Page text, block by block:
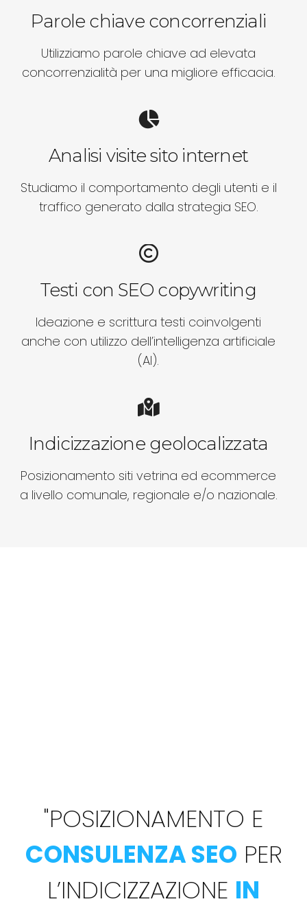
Parole chiave concorrenziali
Utilizziamo parole chiave ad elevata
concorrenzialità per una migliore efficacia.
Analisi visite sito internet
Studiamo il comportamento degli utenti e il
traffico generato dalla strategia SEO.
Testi con SEO copywriting
Ideazione e scrittura testi coinvolgenti
anche con utilizzo dell’intelligenza artificiale
(AI).
Indicizzazione geolocalizzata
Posizionamento siti vetrina ed ecommerce
a livello comunale, regionale e/o nazionale.
"POSIZIONAMENTO E
CONSULENZA SEO PER
L’INDICIZZAZIONE IN